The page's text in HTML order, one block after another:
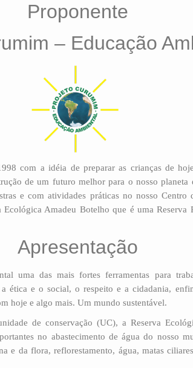
Proponente
– Educação
com a idéia de preparar as crianças de
de um futuro melhor para o nosso
e com atividades práticas no nosso Centro
Amadeu Botelho que é uma Reserva
Apresentação
uma das mais fortes ferramentas para
a ética e o social, o respeito e a cidadania,
hoje e algo mais. Um mundo sustentável.
de conservação (UC), a Reserva
no abastecimento de água do nosso
e da flora, reflorestamento, água, matas